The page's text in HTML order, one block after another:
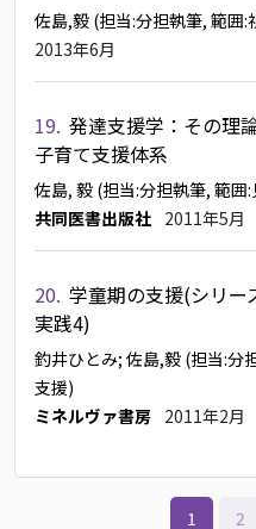
佐島,毅 (担当:分担執筆, 範囲
2013年6月
19. 発達支援学：その理
子育て支援体系
佐島, 毅 (担当:分担執筆, 範囲
共同医書出版社 2011年5月
20. 学童期の支援(シリー
実践4)
釣井ひとみ; 佐島,毅 (担当:分
支援)
ミネルヴァ書房 2011年2月
1 2